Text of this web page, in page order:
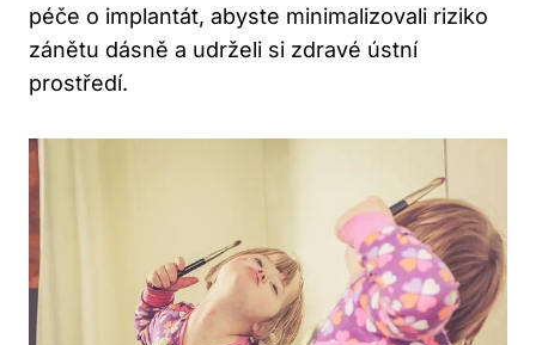
péče o implantát, abyste minimalizovali riziko
zánětu dásně a udrželi si zdravé ústní
prostředí.